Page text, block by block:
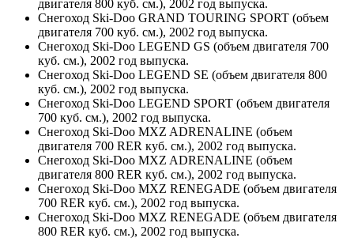
двигателя 800 куб. см.), 2002 год выпуска.
Снегоход Ski-Doo GRAND TOURING SPORT (объем
двигателя 700 куб. см.), 2002 год выпуска.
Снегоход Ski-Doo LEGEND GS (объем двигателя 700
куб. см.), 2002 год выпуска.
Снегоход Ski-Doo LEGEND SE (объем двигателя 800
куб. см.), 2002 год выпуска.
Снегоход Ski-Doo LEGEND SPORT (объем двигателя
700 куб. см.), 2002 год выпуска.
Снегоход Ski-Doo MXZ ADRENALINE (объем
двигателя 700 RER куб. см.), 2002 год выпуска.
Снегоход Ski-Doo MXZ ADRENALINE (объем
двигателя 800 RER куб. см.), 2002 год выпуска.
Снегоход Ski-Doo MXZ RENEGADE (объем двигателя
700 RER куб. см.), 2002 год выпуска.
Снегоход Ski-Doo MXZ RENEGADE (объем двигателя
800 RER куб. см.), 2002 год выпуска.